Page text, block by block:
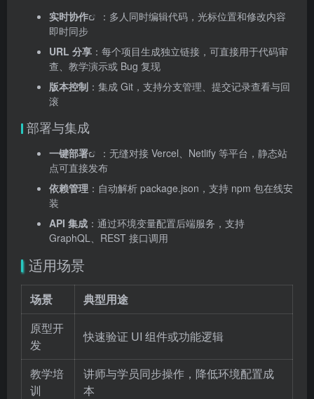
实时协作
：多人同时编辑代码，光标位置和修改内容
即时同步
URL 分享 ：每个项目生成独立链接，可直接用于代码审
查、教学演示或 Bug 复现
版本控制 ：集成 Git，支持分支管理、提交记录查看与回
滚
部署与集成
一键部署
：无缝对接 Vercel、Netlify 等平台，静态站
点可直接发布
依赖管理 ：自动解析 package.json，支持 npm 包在线安
装
API 集成 ：通过环境变量配置后端服务，支持
GraphQL、REST 接口调用
适用场景
场景
典型用途
原型开
发
快速验证 UI 组件或功能逻辑
教学培
训
讲师与学员同步操作，降低环境配置成
本